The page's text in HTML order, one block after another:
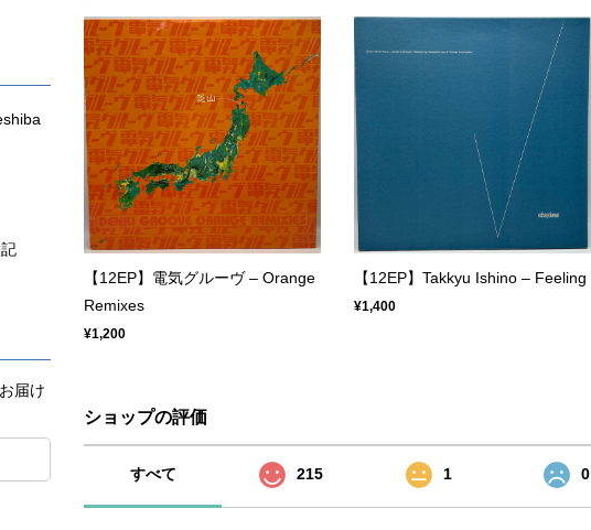
【12EP】電気グルーヴ – Orange
Remixes
¥1,200
【12EP】Takkyu Ishino – Feeling
¥1,400
ショップの評価
すべて 215 1 0
届け